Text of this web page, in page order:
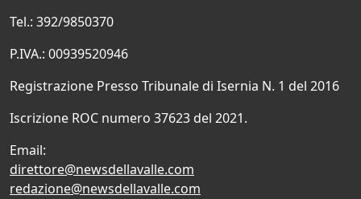
Tel.: 392/9850370
P.IVA.: 00939520946
Registrazione Presso Tribunale di Isernia N. 1 del 2016
Iscrizione ROC numero 37623 del 2021.
Email:
direttore@newsdellavalle.com
redazione@newsdellavalle.com